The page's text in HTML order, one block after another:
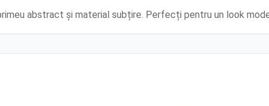
abstract și material subțire. Perfecți pentru un look